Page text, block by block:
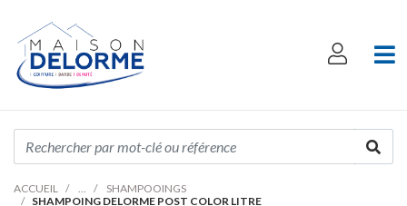
ACCUEIL
SHAMPOOINGS
SHAMPOING DELORME POST COLOR LITRE